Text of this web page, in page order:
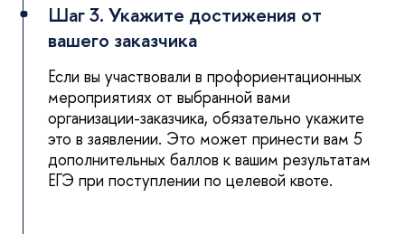
Шаг 3. Укажите достижения от
вашего заказчика
Если вы участвовали в профориентационных
мероприятиях от выбранной вами
организации-заказчика, обязательно укажите
это в заявлении. Это может принести вам 5
дополнительных баллов к вашим результатам
ЕГЭ при поступлении по целевой квоте.